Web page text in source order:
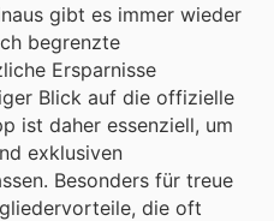
gibt es immer wieder
begrenzte
Ersparnisse
Blick auf die offizielle
ist daher essenziell, um
exklusiven
Besonders für treue
die oft